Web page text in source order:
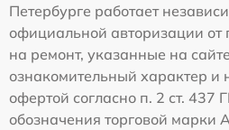
Петербурге работает
официальной авторизации от
на ремонт, указанные на
ознакомительный характер и
офертой согласно п. 2 ст. 437
обозначения торговой марки